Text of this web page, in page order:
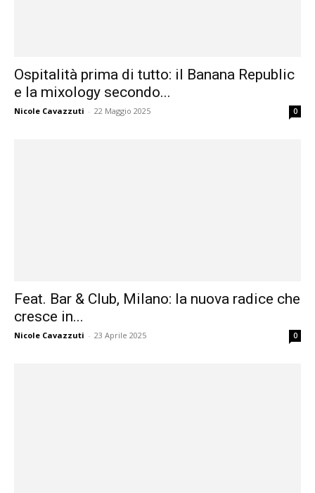
Ospitalità prima di tutto: il Banana Republic
e la mixology secondo...
Nicole Cavazzuti - 22 Maggio 2025 0
Feat. Bar & Club, Milano: la nuova radice che
cresce in...
Nicole Cavazzuti - 23 Aprile 2025 0